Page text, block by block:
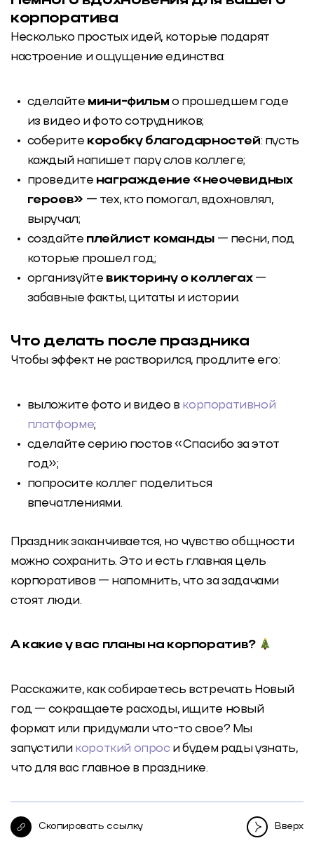
корпоратива
Несколько простых идей, которые подарят
настроение и ощущение единства:
сделайте мини-фильм о прошедшем годе
из видео и фото сотрудников;
соберите коробку благодарностей: пусть
каждый напишет пару слов коллеге;
проведите награждение «неочевидных
героев» — тех, кто помогал, вдохновлял,
выручал;
создайте плейлист команды— песни, под
которые прошел год;
организуйте викторину о коллегах—
забавные факты, цитаты и истории.
Что делать после праздника
Чтобы эффект не растворился, продлите его:
выложите фото и видео в корпоративной
платформе;
сделайте серию постов «Спасибо за этот
год»;
попросите коллег поделиться
впечатлениями.
Праздник заканчивается, но чувство общности
можно сохранить. Это и есть главная цель
корпоративов — напомнить, что за задачами
стоят люди.
А какие у вас планы на корпоратив?
Расскажите, как собираетесь встречать Новый
год — сокращаете расходы, ищите новый
формат или придумали что-то свое? Мы
запустили короткий опрос и будем рады узнать,
что для вас главное в празднике.
Скопировать ссылку Вверх